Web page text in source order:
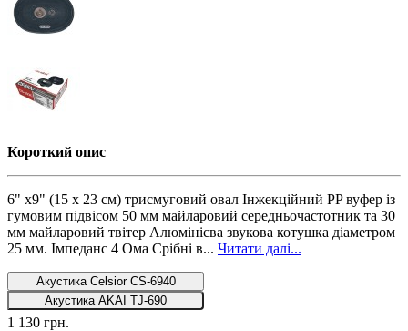
Короткий опис
6" x9" (15 x 23 см) трисмуговий овал Інжекційний PP вуфер із
гумовим підвісом 50 мм майларовий середньочастотник та 30
мм майларовий твітер Алюмінієва звукова котушка діаметром
25 мм. Імпеданс 4 Ома Срібні в... Читати далі...
Акустика Celsior CS-6940
Акустика AKAI TJ-690
1 130 грн.